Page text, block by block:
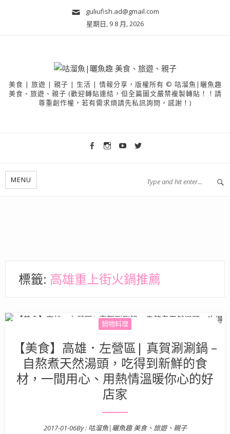
guliufish.ad@gmail.com
星期日, 9 8 月, 2026
美食 | 旅遊 | 親子 | 生活 | 情報分享，版權所有 © 咕溜魚|曬魚趣
美食、旅遊、親子 (歡迎轉貼連結，但全篇圖文嚴禁複製轉貼！！請
尊重創作權，若有需求煩請先私訊詢問，感謝！)
MENU
標籤: 高雄重上街火鍋推薦
鍋物料理
【美食】高雄．左營區| 真賀涮涮鍋 –
自熬煮天然湯頭，吃得到新鮮的食
材，一間用心、用熱情溫暖你心的好
店家
Posted on
2017-01-06By : 咕溜魚|曬魚趣 美食、旅遊、親子